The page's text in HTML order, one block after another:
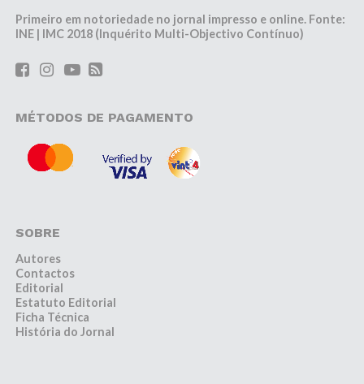
Primeiro em notoriedade no jornal impresso e online. Fonte:
INE | IMC 2018 (Inquérito Multi-Objectivo Contínuo)
MÉTODOS DE PAGAMENTO
SOBRE
Autores
Contactos
Editorial
Estatuto Editorial
Ficha Técnica
História do Jornal